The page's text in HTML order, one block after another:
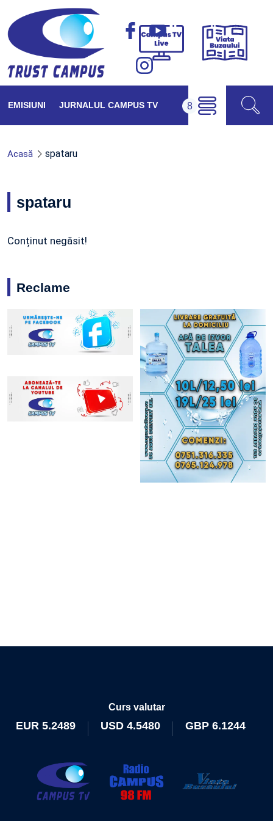
Campus
Viața
EMISIUNI JURNALUL CAMPUS TV
Acasă spataru
spataru
Conținut negăsit!
Reclame
Curs valutar
EUR 5.2489 USD 4.5480 GBP 6.1244